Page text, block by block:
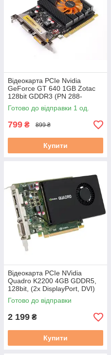
Відеокарта PCIe Nvidia
GeForce GT 640 1GB Zotac
128bit GDDR3 (PN 288-
2N258-400ZT) б/в
Готово до відправки 1 од.
799 ₴ 899 ₴
Купити
Відеокарта PCIe NVidia
Quadro K2200 4GB GDDR5,
128bit, (2x DisplayPort, DVI)
бу
Готово до відправки
2 199 ₴
Купити